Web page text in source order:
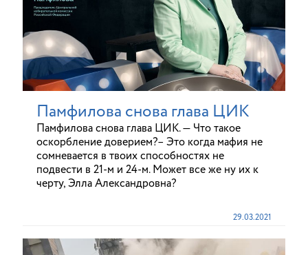
Памфилова снова глава ЦИК
Памфилова снова глава ЦИК. — Что такое
оскорбление доверием?– Это когда мафия не
сомневается в твоих способностях не
подвести в 21-м и 24-м. Может все же ну их к
черту, Элла Александровна?
29.03.2021